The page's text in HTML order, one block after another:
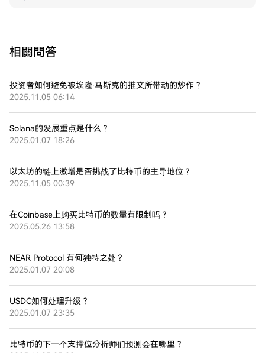
相關問答
投资者如何避免被埃隆·马斯克的推文所带动的炒作？
2025.11.05 06:14
Solana的发展重点是什么？
2025.01.07 18:26
以太坊的链上激增是否挑战了比特币的主导地位？
2025.11.05 00:39
在Coinbase上购买比特币的数量有限制吗？
2025.05.26 13:58
NEAR Protocol 有何独特之处？
2025.01.07 20:08
USDC如何处理升级？
2025.01.07 23:35
比特币的下一个支撑位分析师们预测会在哪里？